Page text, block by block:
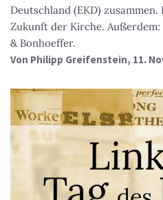
Deutschland (EKD)
Zukunft der Kirche.
& Bonhoeffer.
Von Philipp Greifenstein, 11.